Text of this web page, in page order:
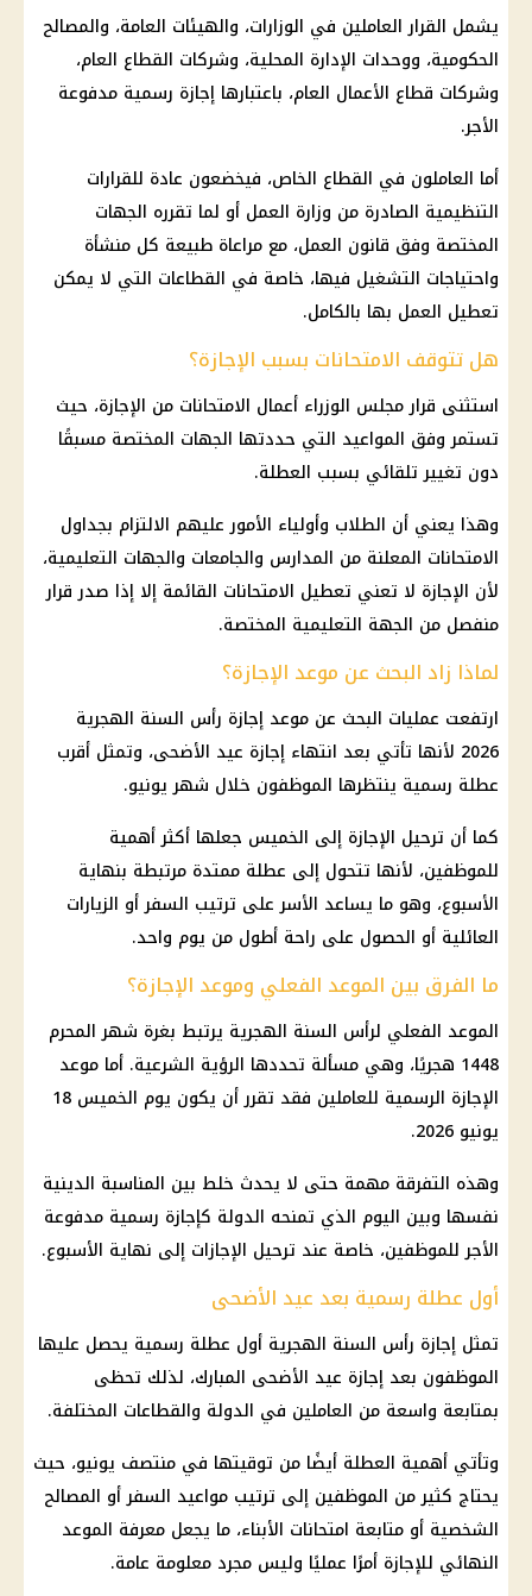
يشمل القرار العاملين في الوزارات، والهيئات العامة، والمصالح
الحكومية، ووحدات الإدارة المحلية، وشركات القطاع العام،
وشركات قطاع الأعمال العام، باعتبارها إجازة رسمية مدفوعة
الأجر.
أما العاملون في القطاع الخاص، فيخضعون عادة للقرارات
التنظيمية الصادرة من وزارة العمل أو لما تقرره الجهات
المختصة وفق قانون العمل، مع مراعاة طبيعة كل منشأة
واحتياجات التشغيل فيها، خاصة في القطاعات التي لا يمكن
تعطيل العمل بها بالكامل.
هل تتوقف الامتحانات بسبب الإجازة؟
استثنى قرار مجلس الوزراء أعمال الامتحانات من الإجازة، حيث
تستمر وفق المواعيد التي حددتها الجهات المختصة مسبقًا
دون تغيير تلقائي بسبب العطلة.
وهذا يعني أن الطلاب وأولياء الأمور عليهم الالتزام بجداول
الامتحانات المعلنة من المدارس والجامعات والجهات التعليمية،
لأن الإجازة لا تعني تعطيل الامتحانات القائمة إلا إذا صدر قرار
منفصل من الجهة التعليمية المختصة.
لماذا زاد البحث عن موعد الإجازة؟
ارتفعت عمليات البحث عن موعد إجازة رأس السنة الهجرية
2026 لأنها تأتي بعد انتهاء إجازة عيد الأضحى، وتمثل أقرب
عطلة رسمية ينتظرها الموظفون خلال شهر يونيو.
كما أن ترحيل الإجازة إلى الخميس جعلها أكثر أهمية
للموظفين، لأنها تتحول إلى عطلة ممتدة مرتبطة بنهاية
الأسبوع، وهو ما يساعد الأسر على ترتيب السفر أو الزيارات
العائلية أو الحصول على راحة أطول من يوم واحد.
ما الفرق بين الموعد الفعلي وموعد الإجازة؟
الموعد الفعلي لرأس السنة الهجرية يرتبط بغرة شهر المحرم
1448 هجريًا، وهي مسألة تحددها الرؤية الشرعية. أما موعد
الإجازة الرسمية للعاملين فقد تقرر أن يكون يوم الخميس 18
يونيو 2026.
وهذه التفرقة مهمة حتى لا يحدث خلط بين المناسبة الدينية
نفسها وبين اليوم الذي تمنحه الدولة كإجازة رسمية مدفوعة
الأجر للموظفين، خاصة عند ترحيل الإجازات إلى نهاية الأسبوع.
أول عطلة رسمية بعد عيد الأضحى
تمثل إجازة رأس السنة الهجرية أول عطلة رسمية يحصل عليها
الموظفون بعد إجازة عيد الأضحى المبارك، لذلك تحظى
بمتابعة واسعة من العاملين في الدولة والقطاعات المختلفة.
وتأتي أهمية العطلة أيضًا من توقيتها في منتصف يونيو، حيث
يحتاج كثير من الموظفين إلى ترتيب مواعيد السفر أو المصالح
الشخصية أو متابعة امتحانات الأبناء، ما يجعل معرفة الموعد
النهائي للإجازة أمرًا عمليًا وليس مجرد معلومة عامة.